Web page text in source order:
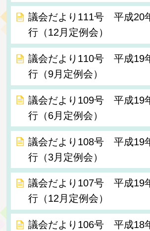
議会だより111号 平成20
行（12月定例会）
議会だより110号 平成19
行（9月定例会）
議会だより109号 平成19
行（6月定例会）
議会だより108号 平成19
行（3月定例会）
議会だより107号 平成19
行（12月定例会）
議会だより106号 平成18